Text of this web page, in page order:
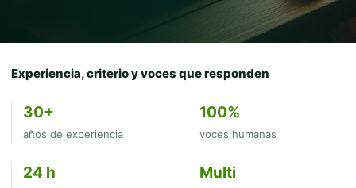
Experiencia, criterio y voces que responden
30+
años de experiencia
100%
voces humanas
24 h Multi